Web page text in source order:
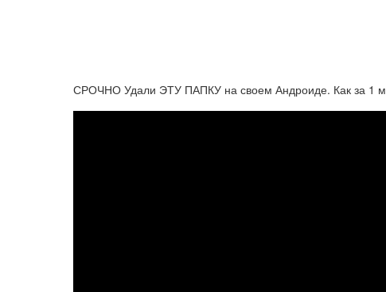
СРОЧНО Удали ЭТУ ПАПКУ на своем Андроиде. Как за 1